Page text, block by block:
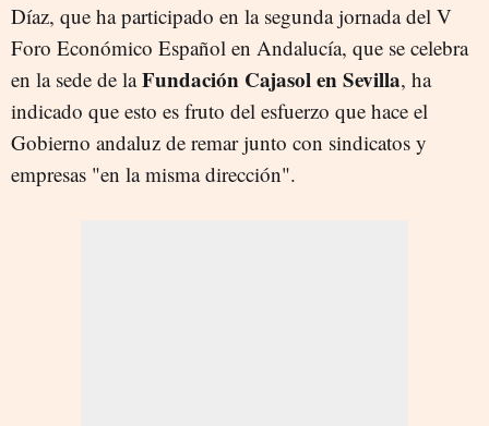
Díaz, que ha participado en la segunda jornada del V
Foro Económico Español en Andalucía, que se celebra
en la sede de laFundación Cajasol en Sevilla, ha
indicado que esto es fruto del esfuerzo que hace el
Gobierno andaluz de remar junto con sindicatos y
empresas "en la misma dirección".